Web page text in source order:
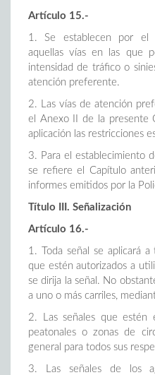
Artículo 15.-
1. Se establecen por el
aquellas vías en las que
intensidad de tráfico o
atención preferente.
2. Las vías de atención
el Anexo II de la presente
aplicación las restricciones
3. Para el establecimiento
se refiere el Capítulo
informes emitidos por la
Título III. Señalización
Artículo 16.-
1. Toda señal se aplicará
que estén autorizados a
se dirija la señal. No
a uno o más carriles,
2. Las señales que estén
peatonales o zonas de
general para todos sus
3. Las señales de los